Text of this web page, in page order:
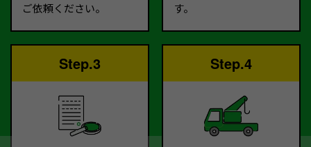
ご依頼ください。
す。
Step.3 Step.4